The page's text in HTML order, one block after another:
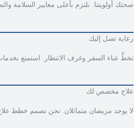
صحتك أولويتنا. نلتزم بأعلى معايير السلامة
رعاية تصل إليك
تخطَّ عناء السفر وغرف الانتظار. استمتع
علاج مخصص لك
لا يوجد مريضان متماثلان. نحن نصمم خطط